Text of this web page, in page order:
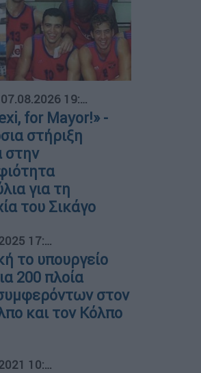
07.08.2026 19:05
for Mayor!» -
στήριξη
στην
για τη
του Σικάγο
17:33
το υπουργείο
200 πλοία
στον
και τον Κόλπο
10:24